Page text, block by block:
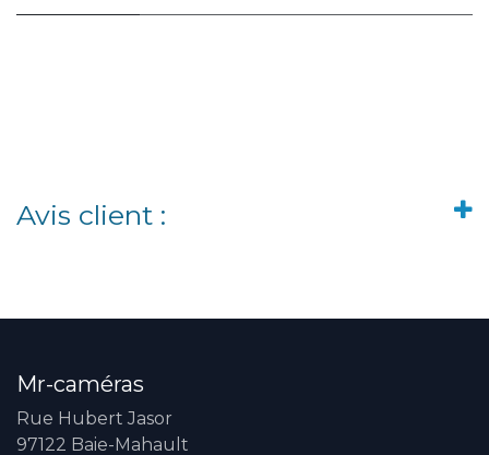
Avis client :
Mr-caméras
Rue Hubert Jasor
97122 Baie-Mahault